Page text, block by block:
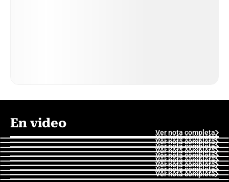
En video
Ver nota completa
Ver nota completa
Ver nota completa
Ver nota completa
Ver nota completa
Ver nota completa
Ver nota completa
Ver nota completa
Ver nota completa
Ver nota completa